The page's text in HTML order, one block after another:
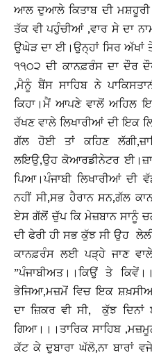
ਆਲ ਦੁਆਲੇ ਕਿਤਾਬ ਦੀ ਮਸ਼ਹੂਰੀ
ਤੱਕ ਵੀ ਪਹੁੰਚੀਆਂ ,ਵਾਰ ਸੇ ਦਾ
ਉਘੇੜ ਦਾ ਈ।ਉਨ੍ਹਾਂ ਸਿਰ ਅੱਖਾਂ
੧੧੦੨ ਦੀ ਕਾਨਫ਼ਰੰਸ ਦਾ ਦੌਰ
,ਮੈਨੂੰ ਬੈਂਸ ਸਾਹਿਬ ਨੇ
ਕਿਹਾ।ਮੈਂ ਆਪਣੇ ਵਾਲੋਂ ਅਹਿਲ
ਰੱਖਣ ਵਾਲੇ ਲਿਖਾਰੀਆਂ ਦੀ ਇਕ
ਗੱਲ ਹੋਈ ਤਾਂ ਕਹਿਣ
ਲਇਉ,ਉਹ ਕੋਆਰਡੀਨੇਟਰ
ਪਿਆ।ਪੰਜਾਬੀ ਲਿਖਾਰੀਆਂ ਦੀ
ਨਹੀਂ ਸੀ,ਸਭ ਹੈਰਾਨ ਸਨ,ਗੱਲ
ਏਸ ਗੱਲੋਂ ਚੁੱਪ ਕਿ ਮੇਜ਼ਬਾਨ ਸਾਨੂੰ
ਦੀ ਫੇਰੀ ਹੀ ਸਭ ਕੁੱਝ ਸੀ ਉਹ
ਕਾਨਫ਼ਰੰਸ ਲਈ ਪੜ੍ਹੇ ਜਾਣ
”ਪੰਜਾਬੀਅਤ।।ਕਿਉਂ ਤੇ
ਭੇਜਿਆ,ਮਜ਼ਮੋਂ ਵਿਚ ਇਕ
ਦਾ ਜ਼ਿਕਰ ਵੀ ਸੀ, ਕੁੱਝ
ਗਿਆ।।।ਤਾਰਿਕ ਸਾਹਿਬ
ਕੱਟ ਕੇ ਦੁਬਾਰਾ ਘੱਲੋ,ਨਾ ਬਾਰਾਂ